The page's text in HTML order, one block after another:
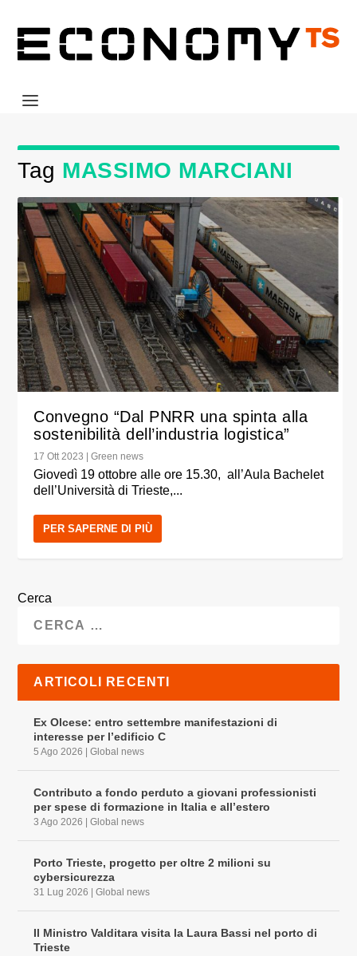
Tag MASSIMO MARCIANI
Convegno “Dal PNRR una spinta alla
sostenibilità dell’industria logistica”
17 Ott 2023 |Green news
Giovedì 19 ottobre alle ore 15.30, all’Aula Bachelet
dell’Università di Trieste,...
PER SAPERNE DI PIÙ
Cerca
ARTICOLI RECENTI
Ex Olcese: entro settembre manifestazioni di
interesse per l’edificio C
5 Ago 2026 |Global news
Contributo a fondo perduto a giovani professionisti
per spese di formazione in Italia e all’estero
3 Ago 2026 |Global news
Porto Trieste, progetto per oltre 2 milioni su
cybersicurezza
31 Lug 2026 |Global news
Il Ministro Valditara visita la Laura Bassi nel porto di
Trieste